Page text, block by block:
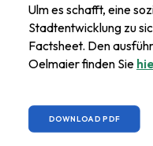
Ulm es schafft, eine
Stadtentwicklung zu
Factsheet. Den
Oelmaier finden Sie
DOWNLOAD PDF